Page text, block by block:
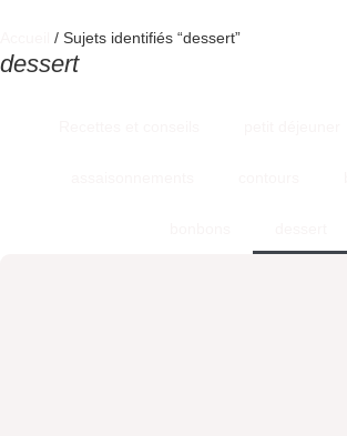
/ Sujets identifiés “dessert”
dessert